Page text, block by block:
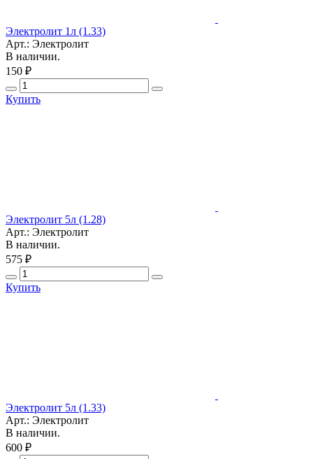
Электролит 1л (1.33)
Арт.: Электролит
В наличии.
150 ₽
Купить
Электролит 5л (1.28)
Арт.: Электролит
В наличии.
575 ₽
Купить
Электролит 5л (1.33)
Арт.: Электролит
В наличии.
600 ₽